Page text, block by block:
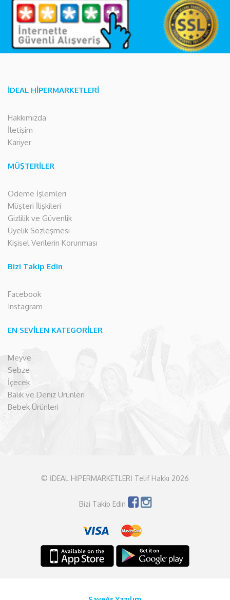
İDEAL HİPERMARKETLERİ
Hakkımızda
İletişim
Kariyer
MÜŞTERİLER
Ödeme İşlemleri
Müşteri İlişkileri
Gizlilik ve Güvenlik
Üyelik Sözleşmesi
Kişisel Verilerin Korunması
Bizi Takip Edin
Facebook
Instagram
EN SEVİLEN KATEGORİLER
Meyve
Sebze
İçecek
Balık ve Deniz Ürünleri
Bebek Ürünleri
© İDEAL HİPERMARKETLERİ Telif Hakkı 2026
Bizi Takip Edin